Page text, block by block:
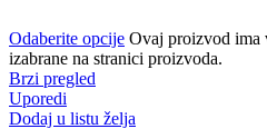
Odaberite opcije Ovaj proizvod ima
izabrane na stranici proizvoda.
Brzi pregled
Uporedi
Dodaj u listu želja